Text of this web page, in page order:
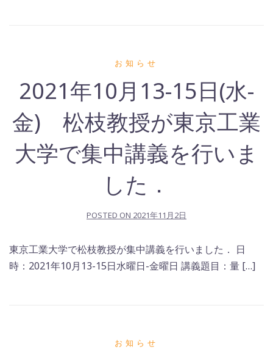
お知らせ
2021年10月13-15日(水-
金) 松枝教授が東京工業
大学で集中講義を行いま
した．
POSTED ON 2021年11月2日
東京工業大学で松枝教授が集中講義を行いました． 日
時：2021年10月13-15日水曜日-金曜日 講義題目：量 […]
お知らせ